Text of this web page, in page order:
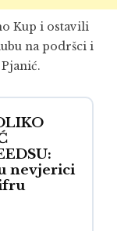
Kup i ostavili
na podršci i
nevjerici